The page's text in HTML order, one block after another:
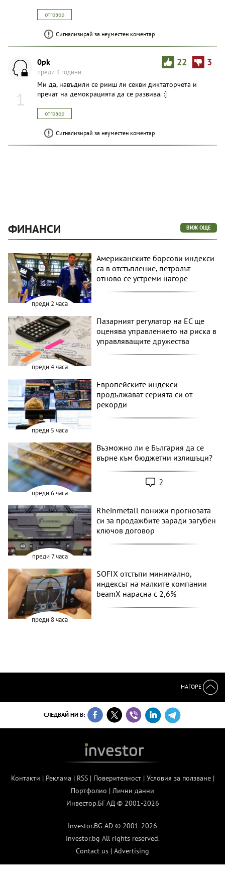
отговор
Сигнализирай за неуместен коментар
1
22 3
0pk
преди 3 години
Ми да, навъдили се рииш ли секви диктаторчета и
пречат на демокрацията да се развива. :]
отговор
Сигнализирай за неуместен коментар
ФИНАНСИ ВИЖ ОЩЕ
преди 2 часа
Американските борсови индекси
са в отстъпление, петролът
отново се устреми нагоре
преди 4 часа
Пазарният регулатор на ЕС ще
оценява управлението на риска в
управляващите дружества
преди 5 часа
Европейските индекси
продължават серията си от
рекорди
преди 6 часа
Възможно ли е България да се
върне към бюджетни излишъци?
2
преди 7 часа
Rheinmetall понижи прогнозата
си за продажбите заради загубен
ключов договор
преди 8 часа
SOFIX отстъпи минимално,
индексът на малките компании
beamX нарасна с 2,6%
НАГОРЕ
СЛЕДВАЙ НИ В:
Контакти | Реклама | RSS| Поверителност| Условия за ползване|
Портфолио | Лични данни
Инвестор.БГ АД © 2001-2026
Investor.BG AD © 2001-2026
Investor.bg All rights reserved.
Contact us | Advertising